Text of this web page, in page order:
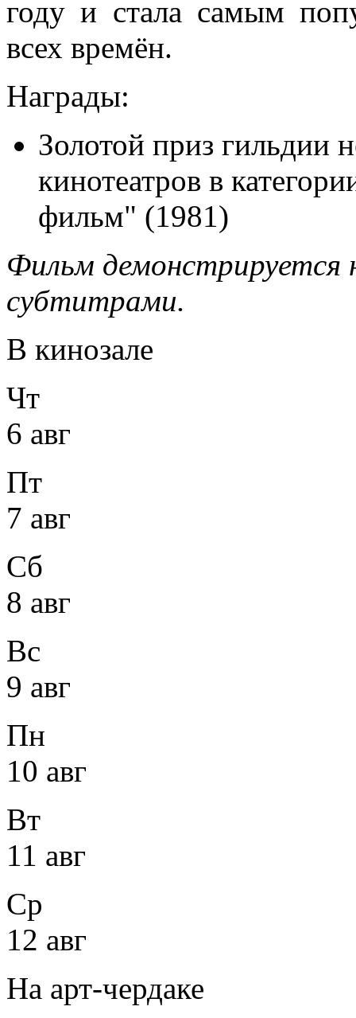
году и стала самым
всех времён.
Награды:
Золотой приз гильдии
кинотеатров в
фильм" (1981)
Фильм демонстрируется
субтитрами.
В кинозале
Чт
6 авг
Пт
7 авг
Сб
8 авг
Вс
9 авг
Пн
10 авг
Вт
11 авг
Ср
12 авг
На арт-чердаке